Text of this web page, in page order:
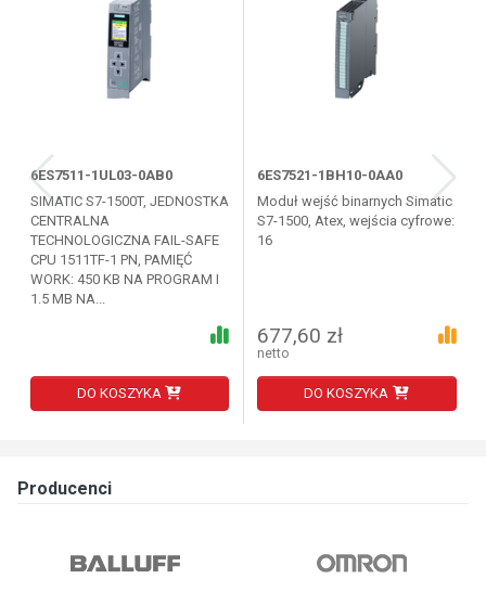
6ES7511-1UL03-0AB0
SIMATIC S7-1500T, JEDNOSTKA
CENTRALNA
TECHNOLOGICZNA FAIL-SAFE
CPU 1511TF-1 PN, PAMIĘĆ
WORK: 450 KB NA PROGRAM I
1.5 MB NA...
DO KOSZYKA
6ES7521-1BH10-0AA0
Moduł wejść binarnych Simatic
S7-1500, Atex, wejścia cyfrowe:
16
677,60 zł
netto
DO KOSZYKA
Producenci